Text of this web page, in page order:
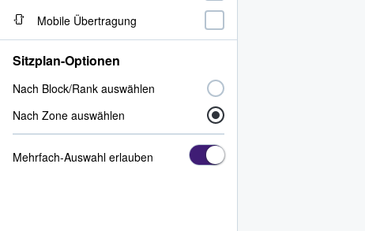
Mobile Übertragung
Sitzplan-Optionen
Nach Block/Rank auswählen
Nach Zone auswählen
Mehrfach-Auswahl erlauben